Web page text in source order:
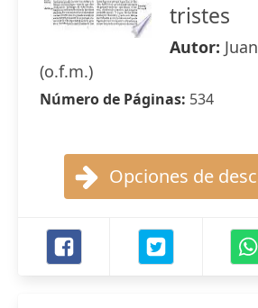
tristes
Autor:
(o.f.m.)
Número de Páginas: 534
Opciones de